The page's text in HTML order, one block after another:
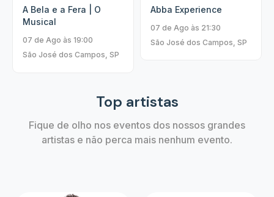
A Bela e a Fera | O
Musical
07 de Ago às 19:00
São José dos Campos, SP
Abba Experience
07 de Ago às 21:30
São José dos Campos, SP
Top artistas
Fique de olho nos eventos dos nossos grandes
artistas e não perca mais nenhum evento.